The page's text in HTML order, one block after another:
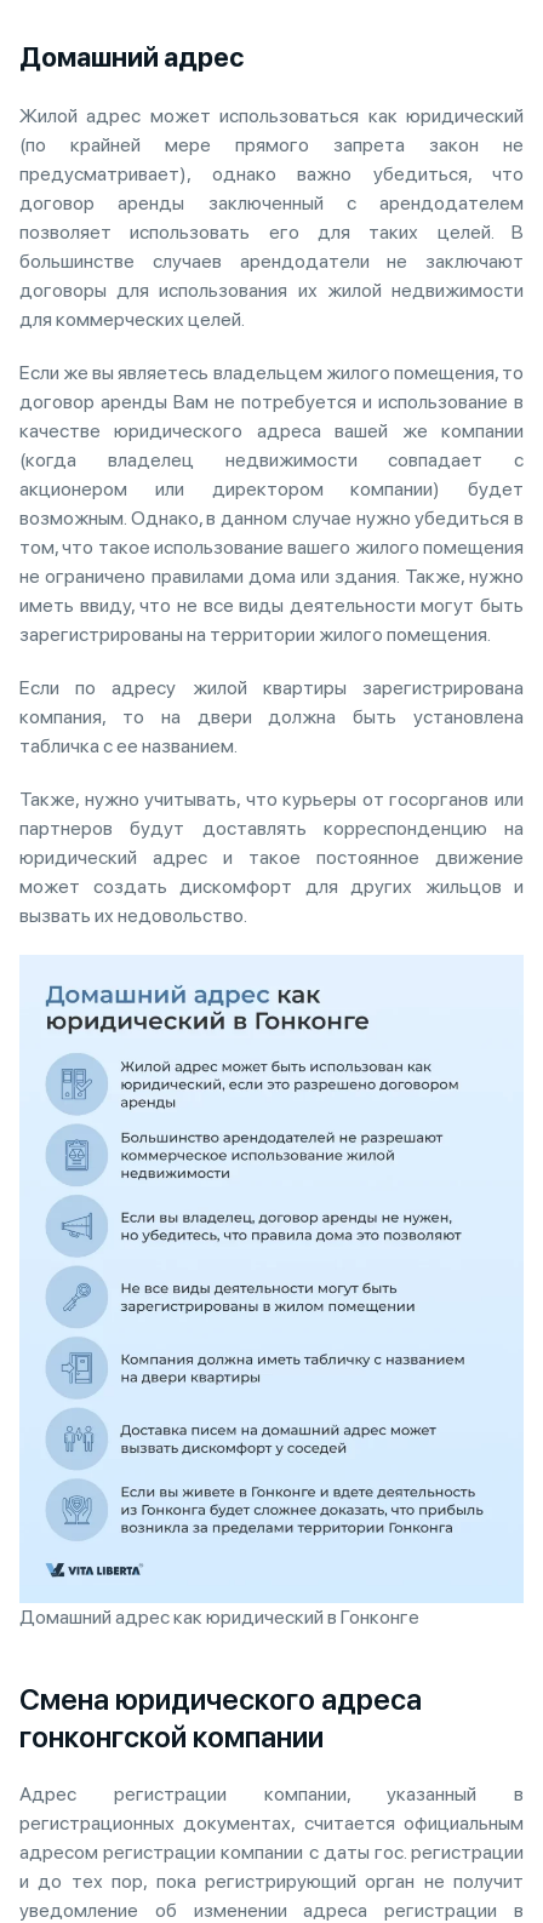
Домашний адрес
Жилой адрес может использоваться как юридический
(по крайней мере прямого запрета закон не
предусматривает), однако важно убедиться, что
договор аренды заключенный с арендодателем
позволяет использовать его для таких целей. В
большинстве случаев арендодатели не заключают
договоры для использования их жилой недвижимости
для коммерческих целей.
Если же вы являетесь владельцем жилого помещения, то
договор аренды Вам не потребуется и использование в
качестве юридического адреса вашей же компании
(когда владелец недвижимости совпадает с
акционером или директором компании) будет
возможным. Однако, в данном случае нужно убедиться в
том, что такое использование вашего жилого помещения
не ограничено правилами дома или здания. Также, нужно
иметь ввиду, что не все виды деятельности могут быть
зарегистрированы на территории жилого помещения.
Если по адресу жилой квартиры зарегистрирована
компания, то на двери должна быть установлена
табличка с ее названием.
Также, нужно учитывать, что курьеры от госорганов или
партнеров будут доставлять корреспонденцию на
юридический адрес и такое постоянное движение
может создать дискомфорт для других жильцов и
вызвать их недовольство.
Домашний адрес как юридический в Гонконге
Смена юридического адреса
гонконгской компании
Адрес регистрации компании, указанный в
регистрационных документах, считается официальным
адресом регистрации компании с даты гос. регистрации
и до тех пор, пока регистрирующий орган не получит
уведомление об изменении адреса регистрации в